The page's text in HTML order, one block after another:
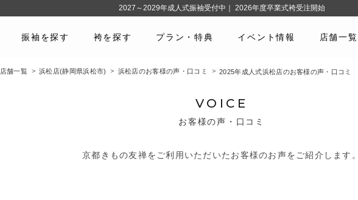
振袖を探す 袴を探す プラン・特典 イベント情報 店舗一覧
店舗一覧 浜松店(静岡県浜松市) 浜松店のお客様の声・口コミ 2025年成人式浜松店のお客様の声・口コミ
VOICE
お客様の声・口コミ
京都きもの友禅をご利用いただいたお客様のお声をご紹介します
2027～2029年成人式振袖受付中｜ 2026年度卒業式袴受注開始